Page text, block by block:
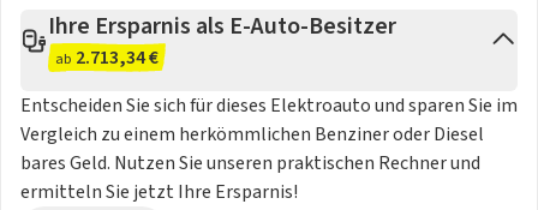
Ihre Ersparnis als E-Auto-Besitzer
ab 2.713,34 €
Entscheiden Sie sich für dieses Elektroauto und sparen Sie im
Vergleich zu einem herkömmlichen Benziner oder Diesel
bares Geld. Nutzen Sie unseren praktischen Rechner und
ermitteln Sie jetzt Ihre Ersparnis!